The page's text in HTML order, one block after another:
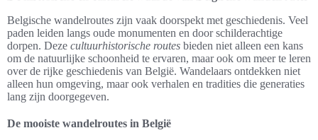
Belgische wandelroutes zijn vaak doorspekt met geschiedenis. Veel
paden leiden langs oude monumenten en door schilderachtige
dorpen. Deze cultuurhistorische routes bieden niet alleen een kans
om de natuurlijke schoonheid te ervaren, maar ook om meer te leren
over de rijke geschiedenis van België. Wandelaars ontdekken niet
alleen hun omgeving, maar ook verhalen en tradities die generaties
lang zijn doorgegeven.
De mooiste wandelroutes in België